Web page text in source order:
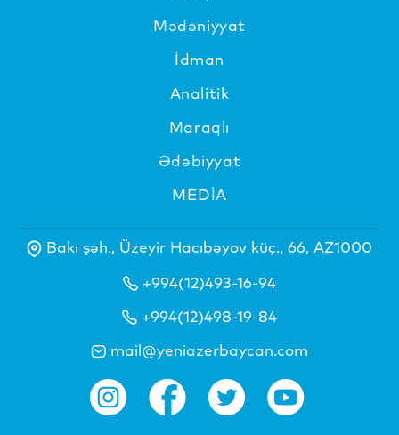
Mədəniyyat
İdman
Analitik
Maraqlı
Ədəbiyyat
MEDİA
Bakı şəh., Üzeyir Hacıbəyov küç., 66, AZ1000
+994(12)493-16-94
+994(12)498-19-84
mail@yeniazerbaycan.com